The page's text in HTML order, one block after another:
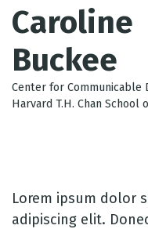
Caroline
Buckee
Center for Communicable
Harvard T.H. Chan
Lorem ipsum dolor
adipiscing elit.